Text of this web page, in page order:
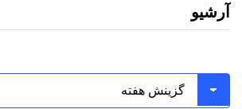
آرشیو